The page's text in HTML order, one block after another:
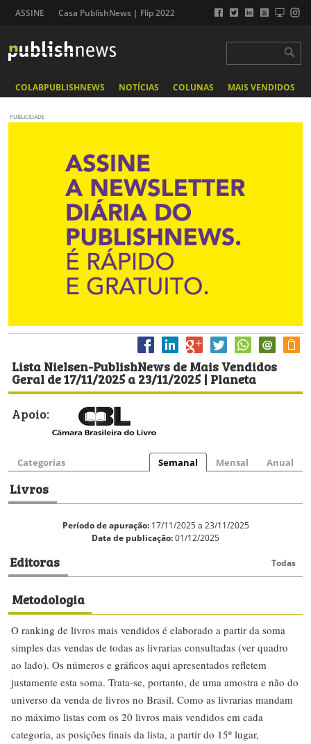
ASSINE Casa PublishNews | Flip 2022
COLABPUBLISHNEWS NOTÍCIAS COLUNAS MAIS VENDIDOS
PUBLICIDADE
Lista Nielsen-PublishNews de Mais Vendidos
Geral de 17/11/2025 a 23/11/2025 | Planeta
Apoio:
Categorias Semanal Mensal Anual
Livros
Período de apuração:17/11/2025 a 23/11/2025
Data de publicação:01/12/2025
Editoras Todas
Metodologia
O ranking de livros mais vendidos é elaborado a partir da soma
simples das vendas de todas as livrarias consultadas (ver quadro
ao lado). Os números e gráficos aqui apresentados refletem
justamente esta soma. Trata-se, portanto, de uma amostra e não do
universo da venda de livros no Brasil. Como as livrarias mandam
no máximo listas com os 20 livros mais vendidos em cada
categoria, as posições finais da lista, a partir do 15º lugar,